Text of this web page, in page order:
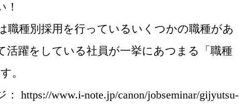
！
職種別採用を行っているいくつかの職種があ
活躍をしている社員が一挙にあつまる「職種
。
https://www.i-note.jp/canon/jobseminar/gijyutsu-